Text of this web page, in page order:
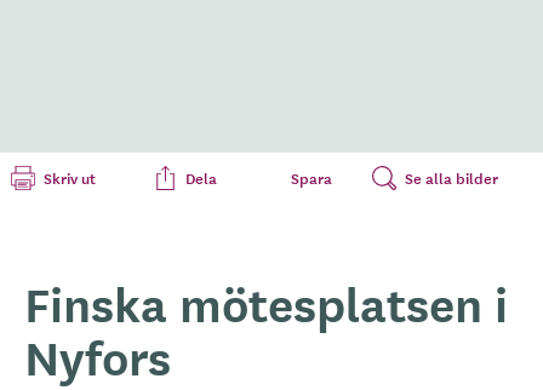
Skriv ut Dela Spara Se alla bilder
Finska mötesplatsen i
Nyfors